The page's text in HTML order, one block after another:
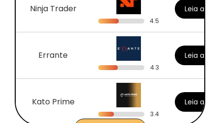
Ninja Trader
4.5
Leia a
Errante
4.3
Leia a
Kato Prime
3.4
Leia a